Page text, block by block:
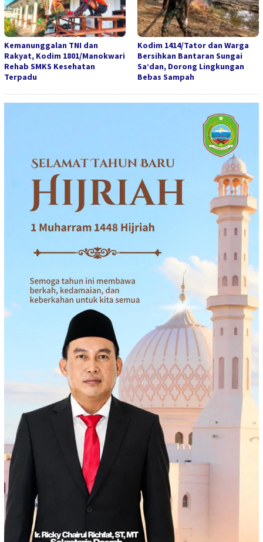
Kemanunggalan TNI dan
Rakyat, Kodim 1801/Manokwari
Rehab SMKS Kesehatan
Terpadu
Kodim 1414/Tator dan Warga
Bersihkan Bantaran Sungai
Sa’dan, Dorong Lingkungan
Bebas Sampah